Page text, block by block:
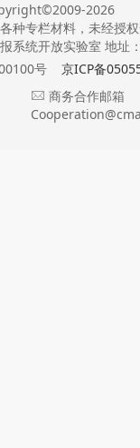
2026
种专栏材料，未经授
系统开放实验室 地址
号
京ICP备
商务合作邮箱